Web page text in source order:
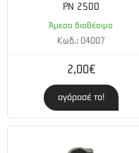
PN 2500
Άμεσα διαθέσιμο
Κωδ.: 04007
2,00€
αγόρασέ το!